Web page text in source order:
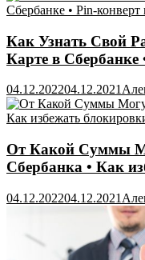
Как Узнать Свой
Карте в Сбербанке
04.12.202204.12.2021
От Какой Суммы
Сбербанка • Как
04.12.202204.12.2021